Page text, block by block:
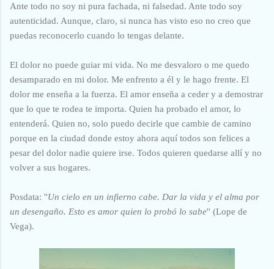
Ante todo no soy ni pura fachada, ni falsedad. Ante todo soy
autenticidad. Aunque, claro, si nunca has visto eso no creo que
puedas reconocerlo cuando lo tengas delante.
El dolor no puede guiar mi vida. No me desvaloro o me quedo
desamparado en mi dolor. Me enfrento a él y le hago frente. El
dolor me enseña a la fuerza. El amor enseña a ceder y a demostrar
que lo que te rodea te importa. Quien ha probado el amor, lo
entenderá. Quien no, solo puedo decirle que cambie de camino
porque en la ciudad donde estoy ahora aquí todos son felices a
pesar del dolor nadie quiere irse. Todos quieren quedarse allí y no
volver a sus hogares.
Posdata: ''Un cielo en un infierno cabe. Dar la vida y el alma por
un desengaño. Esto es amor quien lo probó lo sabe'' (Lope de
Vega).